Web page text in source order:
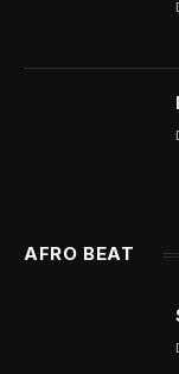
AFRO BEAT